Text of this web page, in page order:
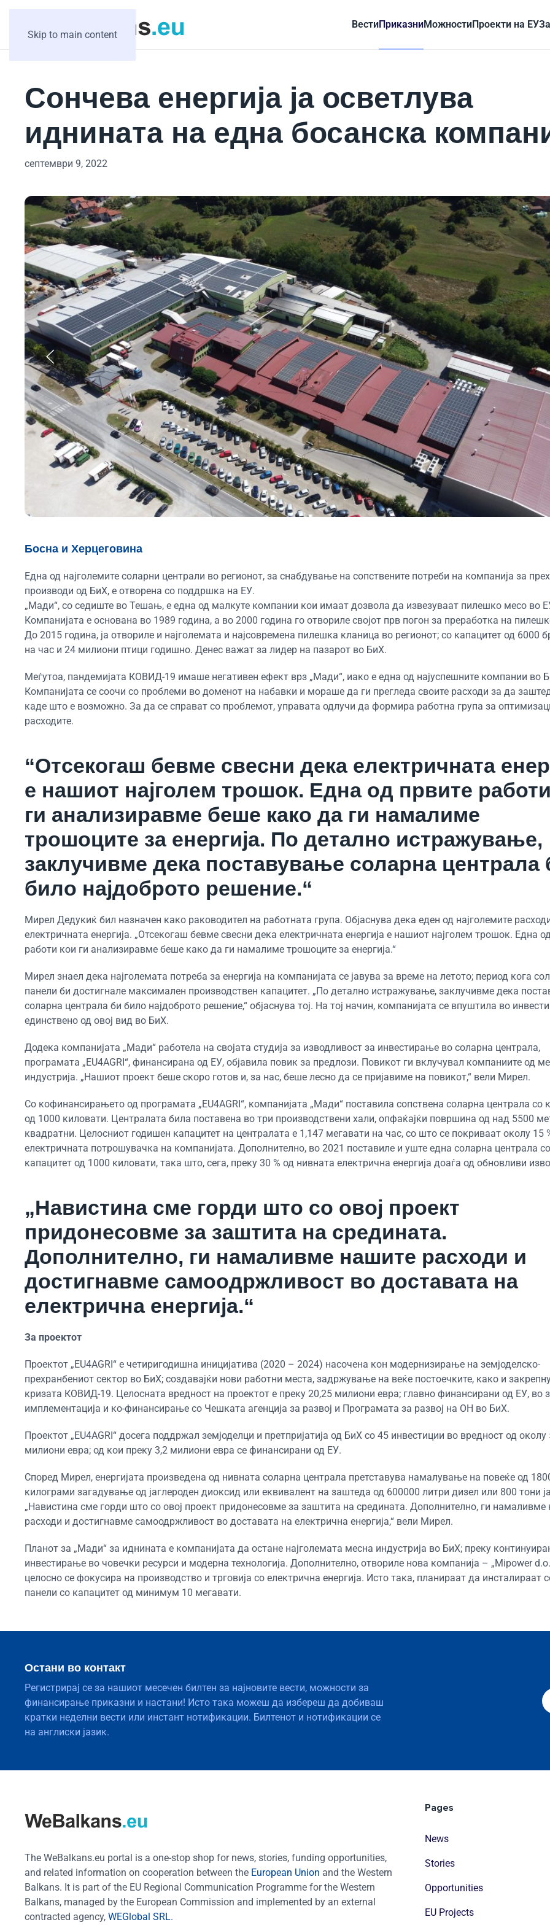
Skip to main content
ВестиПриказниМожностиПроекти на ЕУ
Сончева енергија ја осветлува
иднината на една босанска
септември 9, 2022
Босна и Херцеговина
Една од најголемите соларни централи во регионот, за снабдување на сопствените потреби на компанија за
производи од БиХ, е отворена со поддршка на ЕУ.
„Мади“, со седиште во Тешањ, е една од малкуте компании кои имаат дозвола да извезуваат пилешко месо во
Компанијата е основана во 1989 година, а во 2000 година го отвориле својот прв погон за преработка на
До 2015 година, ја отвориле и најголемата и најсовремена пилешка кланица во регионот; со капацитет од 6000
на час и 24 милиони птици годишно. Денес важат за лидер на пазарот во БиХ.
Меѓутоа, пандемијата КОВИД-19 имаше негативен ефект врз „Мади“, иако е една од најуспешните компании во
Компанијата се соочи со проблеми во доменот на набавки и мораше да ги прегледа своите расходи за да
каде што е возможно. За да се справат со проблемот, управата одлучи да формира работна група за
расходите.
“Отсекогаш бевме свесни дека електричната
е нашиот најголем трошок. Една од првите
ги анализиравме беше како да ги намалиме
трошоците за енергија. По детално истражување,
заклучивме дека поставување соларна централа
било најдоброто решение.“
Мирел Дедукиќ бил назначен како раководител на работната група. Објаснува дека еден од најголемите
електричната енергија. „Отсекогаш бевме свесни дека електричната енергија е нашиот најголем трошок. Една
работи кои ги анализиравме беше како да ги намалиме трошоците за енергија.“
Мирел знаел дека најголемата потреба за енергија на компанијата се јавува за време на летото; период кога
панели би достигнале максимален производствен капацитет. „По детално истражување, заклучивме дека
соларна централа би било најдоброто решение,“ објаснува тој. На тој начин, компанијата се впуштила во
единствено од овој вид во БиХ.
Додека компанијата „Мади“ работела на својата студија за изводливост за инвестирање во соларна централа,
програмата „EU4AGRI“, финансирана од ЕУ, објавила повик за предлози. Повикот ги вклучувал компаниите од
индустрија. „Нашиот проект беше скоро готов и, за нас, беше лесно да се пријавиме на повикот,“ вели Мирел.
Со кофинансирањето од програмата „EU4AGRI“, компанијата „Мади“ поставила сопствена соларна централа со
од 1000 киловати. Централата била поставена во три производствени хали, опфаќајќи површина од над 5500
квадратни. Целосниот годишен капацитет на централата е 1,147 мегавати на час, со што се покриваат околу 15
електричната потрошувачка на компанијата. Дополнително, во 2021 поставиле и уште една соларна централа со
капацитет од 1000 киловати, така што, сега, преку 30 % од нивната електрична енергија доаѓа од обновливи
„Навистина сме горди што со овој проект
придонесовме за заштита на средината.
Дополнително, ги намаливме нашите расходи и
достигнавме самоодржливост во доставата на
електрична енергија.“
За проектот
Проектот „EU4AGRI“ е четиригодишна иницијатива (2020 – 2024) насочена кон модернизирање на земјоделско-
прехранбениот сектор во БиХ; создавајќи нови работни места, задржување на веќе постоечките, како и
кризата КОВИД-19. Целосната вредност на проектот е преку 20,25 милиони евра; главно финансирани од ЕУ, во
имплементација и ко-финансирање со Чешката агенција за развој и Програмата за развој на ОН во БиХ.
Проектот „EU4AGRI“ досега поддржал земјоделци и претпријатија од БиХ со 45 инвестиции во вредност од околу
милиони евра; од кои преку 3,2 милиони евра се финансирани од ЕУ.
Според Мирел, енергијата произведена од нивната соларна централа претставува намалување на повеќе од
килограми загадување од јаглероден диоксид или еквивалент на заштеда од 600000 литри дизел или 800 тони
„Навистина сме горди што со овој проект придонесовме за заштита на средината. Дополнително, ги намаливме
расходи и достигнавме самоодржливост во доставата на електрична енергија,“ вели Мирел.
Планот за „Мади“ за иднината е компанијата да остане најголемата месна индустрија во БиХ; преку
инвестирање во човечки ресурси и модерна технологија. Дополнително, отвориле нова компанија – „Mipower
целосно се фокусира на производство и трговија со електрична енергија. Исто така, планираат да инсталираат
панели со капацитет од минимум 10 мегавати.
Остани во контакт
Регистрирај се за нашиот месечен билтен за најновите вести, можности за
финансирање приказни и настани! Исто така можеш да избереш да добиваш
кратки неделни вести или инстант нотификации. Билтенот и нотификации се
на англиски јазик.
The WeBalkans.eu portal is a one-stop shop for news, stories, funding opportunities,
and related information on cooperation between the European Union and the Western
Balkans. It is part of the EU Regional Communication Programme for the Western
Balkans, managed by the European Commission and implemented by an external
contracted agency, WEGlobal SRL.
Pages
News
Stories
Opportunities
EU Projects